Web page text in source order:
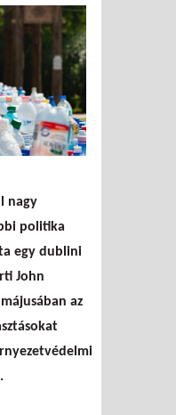
nagy
politika
egy dublini
John
az